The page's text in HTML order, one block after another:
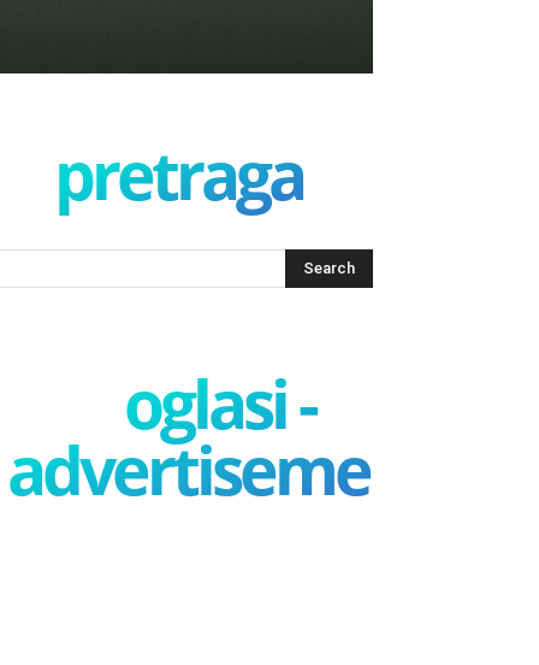
pretraga
oglasi -
advertisement